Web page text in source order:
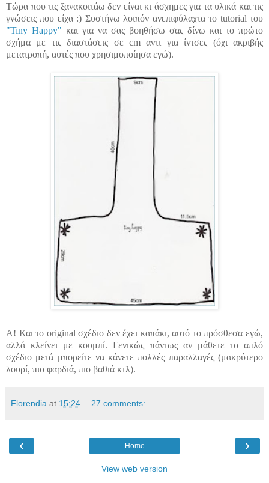
Τώρα που τις ξανακοιτάω δεν είναι κι άσχημες για τα υλικά και τις
γνώσεις που είχα :) Συστήνω λοιπόν ανεπιφύλαχτα το tutorial του
"Tiny Happy" και για να σας βοηθήσω σας δίνω και το πρώτο
σχήμα με τις διαστάσεις σε cm αντι για ίντσες (όχι ακριβής
μετατροπή, αυτές που χρησιμοποίησα εγώ).
Α! Και το original σχέδιο δεν έχει καπάκι, αυτό το πρόσθεσα εγώ,
αλλά κλείνει με κουμπί. Γενικώς πάντως αν μάθετε το απλό
σχέδιο μετά μπορείτε να κάνετε πολλές παραλλαγές (μακρύτερο
λουρί, πιο φαρδιά, πιο βαθιά κτλ).
Florendia at 15:24 27 comments:
‹ ›
Home
View web version